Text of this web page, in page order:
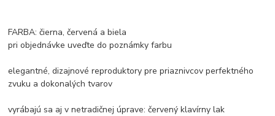
FARBA: čierna, červená a biela
pri objednávke uveďte do poznámky farbu
elegantné, dizajnové reproduktory pre priaznivcov perfektného
zvuku a dokonalých tvarov
vyrábajú sa aj v netradičnej úprave: červený klavírny lak